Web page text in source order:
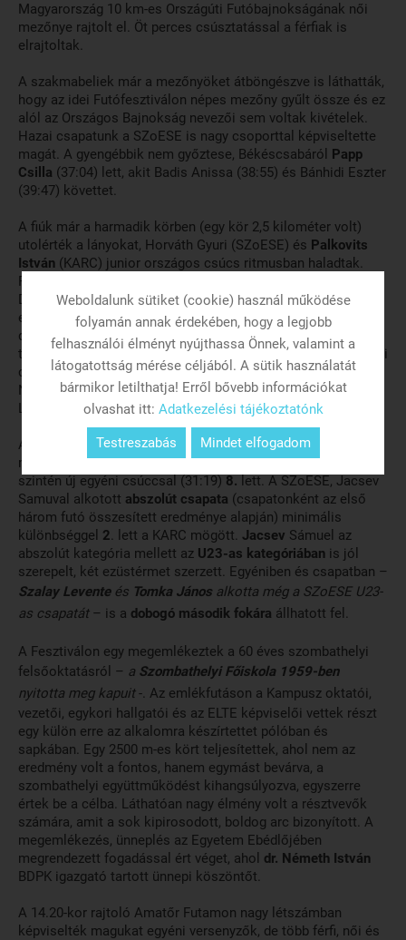
Magyarország 10 km-es Országúti Futóbajnokságának női
mezőnye rajtolt el. Öt perces csúsztatással a férfiak is
elrajtoltak.
A szakmabeliek már a mezőnyöket átböngészve is láthatták,
hogy az idei Futófesztiválon népes mezőny gyűlt össze és ez
alól az Országos Bajnokság nevezői sem voltak kivételek.
Hazai csapatunk a SZoESE is nagy csoporttal képviseltette
magát. A gyengébbik nem győztese, Békéscsabáról Papp
Csilla (37:04) lett, akit Badis Anissa (38:55) és Bánhidi Eszter
(39:47) követtet.
A fiúk már a harmadik körben (egy kör 2,5 kilométer volt)
utolérték a lányokat, Horváth Gyuri (SZoESE) és Palkovits
István (KARC) junior országos csúcs ritmusban haladtak.
Pisti aztán ellépett, és a két évvel ezelőtti győztes Farkas
Dáriusz, valamint a Vasas színeiben induló Molnár Ákos
előtt
bajnoki címet szerzett. A junior csúcs most elmaradt,
de a tehetséges fiatalember így is joggal lehet büszke a
teljesítményére, hiszen junior létére élete első felnőtt bajnoki
címét szerezte. Külön érdekesség még hogy az edzője,
Németh Gyula az egyik legkedvesebb tanítványa volt Híres
Laci Bácsinak.
A hazaiaknak sem lehet okuk panaszra,Horváth Gyuri
másodperces új egyéni csúccsal4., mígKovács Attila
szintén új egyéni csúccsal (31:19) 8. lett. A SZoESE, Jacsev
Samuval alkotott abszolút csapata (csapatonként az első
három futó összesített eredménye alapján) minimális
különbséggel 2. lett a KARC mögött. Jacsev Sámuel az
abszolút kategória mellett az U23-as kategóriában is jól
szerepelt, két ezüstérmet szerzett. Egyéniben és csapatban –
Szalay Leventeés Tomka János alkotta még a SZoESE U23-
as csapatát– is a dobogó második fokára állhatott fel.
A Fesztiválon egy megemlékeztek a 60 éves szombathelyi
felsőoktatásról – a Szombathelyi Főiskola 1959-ben
nyitotta meg kapuit-. Az emlékfutáson a Kampusz oktatói,
vezetői, egykori hallgatói és az ELTE képviselői vettek részt
egy külön erre az alkalomra készírtettet pólóban és
sapkában. Egy 2500 m-es kört teljesítettek, ahol nem az
eredmény volt a fontos, hanem egymást bevárva, a
szombathelyi együttműködést kihangsúlyozva, egyszerre
értek be a célba. Láthatóan nagy élmény volt a résztvevők
számára, amit a sok kipirosodott, boldog arc bizonyított. A
megemlékezés, ünneplés az Egyetem Ebédlőjében
megrendezett fogadással ért véget, ahol dr. Németh István
BDPK igazgató tartott ünnepi köszöntőt.
A 14.20-kor rajtoló Amatőr Futamon nagy létszámban
képviselték magukat egyéni versenyzők, de több férfi, női és
Mindet elfogadom
Testreszabás
Weboldalunk sütiket (cookie) használ működése
folyamán annak érdekében, hogy a legjobb
felhasználói élményt nyújthassa Önnek, valamint a
látogatottság mérése céljából. A sütik használatát
bármikor letilthatja! Erről bővebb információkat
olvashat itt: Adatkezelési tájékoztatónk